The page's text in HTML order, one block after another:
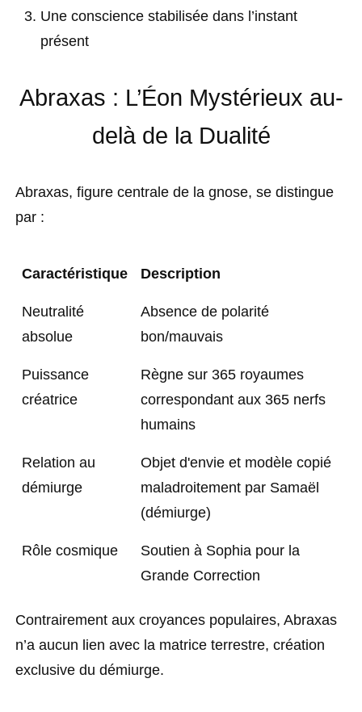
Une conscience stabilisée dans l’instant
présent
Abraxas : L’Éon Mystérieux au-
delà de la Dualité
Abraxas, figure centrale de la gnose, se distingue
par :
Caractéristique Description
Neutralité
absolue
Absence de polarité
bon/mauvais
Puissance
créatrice
Règne sur 365 royaumes
correspondant aux 365 nerfs
humains
Relation au
démiurge
Objet d'envie et modèle copié
maladroitement par Samaël
(démiurge)
Rôle cosmique
Soutien à Sophia pour la
Grande Correction
Contrairement aux croyances populaires, Abraxas
n’a aucun lien avec la matrice terrestre, création
exclusive du démiurge.